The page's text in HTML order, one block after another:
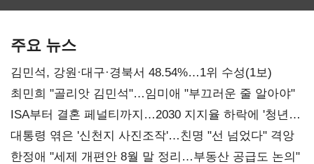
주요 뉴스
김민석, 강원·대구·경북서 48.54%…1위 수성(1보)
최민희 "골리앗 김민석"…임미애 "부끄러운 줄 알아야"
ISA부터 결혼 페널티까지…2030 지지율 하락에 '청년
챙기기'
대통령 엮은 '신천지 사진조작'…친명 "선 넘었다" 격앙
한정애 "세제 개편안 8월 말 정리…부동산 공급도 논의"